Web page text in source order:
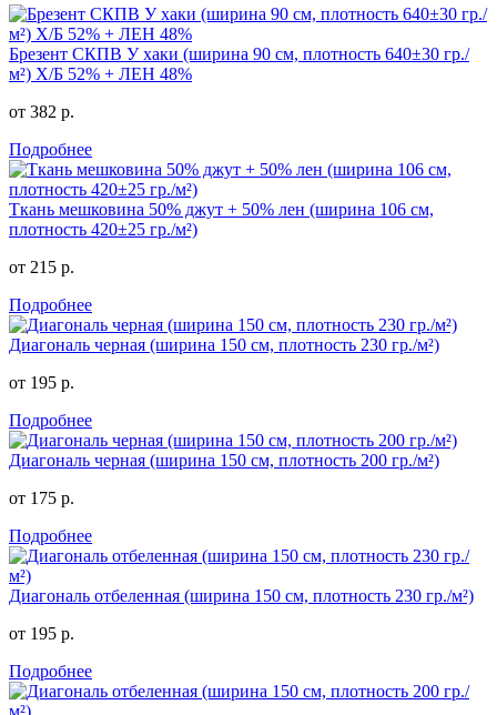
Брезент СКПВ У хаки (ширина 90 см, плотность 640±30 гр./
м²) Х/Б 52% + ЛЕН 48%
от 382 р.
Подробнее
Ткань мешковина 50% джут + 50% лен (ширина 106 см,
плотность 420±25 гр./м²)
от 215 р.
Подробнее
Диагональ черная (ширина 150 см, плотность 230 гр./м²)
от 195 р.
Подробнее
Диагональ черная (ширина 150 см, плотность 200 гр./м²)
от 175 р.
Подробнее
Диагональ отбеленная (ширина 150 см, плотность 230 гр./м²)
от 195 р.
Подробнее